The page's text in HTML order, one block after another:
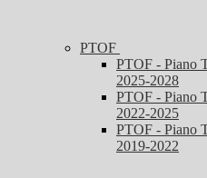
PTOF
PTOF - Piano
2025-2028
PTOF - Piano
2022-2025
PTOF - Piano
2019-2022